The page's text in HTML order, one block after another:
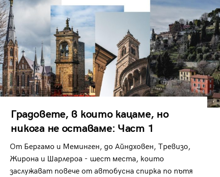
Градовете, в които кацаме, но
никога не оставаме: Част 1
От Бергамо и Меминген, до Айндховен, Тревизо,
Жирона и Шарлероа - шест места, които
заслужават повече от автобусна спирка по пътя